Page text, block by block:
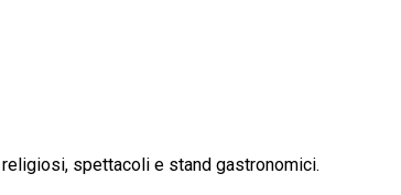
spettacoli e stand gastronomici.